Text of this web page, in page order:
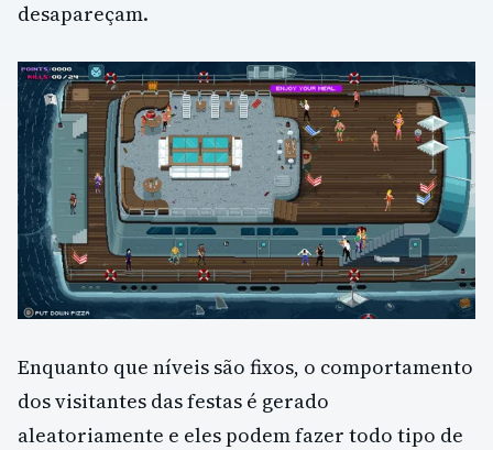
desapareçam.
Enquanto que níveis são fixos, o comportamento
dos visitantes das festas é gerado
aleatoriamente e eles podem fazer todo tipo de